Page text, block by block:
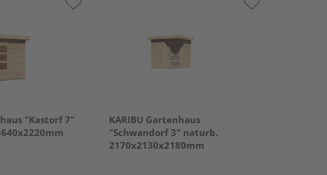
"Kastorf 7"
KARIBU Gartenhaus
"Schwandorf 3" naturb.
2170x2130x2180mm